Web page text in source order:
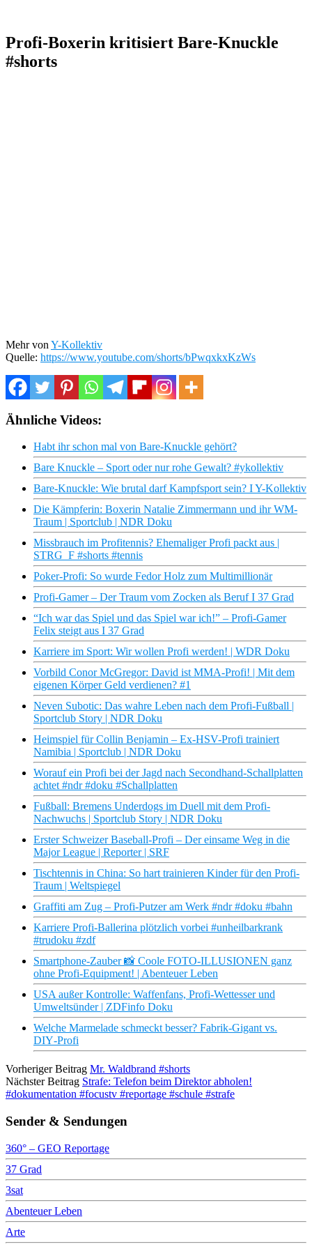
Profi-Boxerin kritisiert Bare-Knuckle
#shorts
Mehr von Y-Kollektiv
Quelle: https://www.youtube.com/shorts/bPwqxkxKzWs
Ähnliche Videos:
Habt ihr schon mal von Bare-Knuckle gehört?
Bare Knuckle – Sport oder nur rohe Gewalt? #ykollektiv
Bare-Knuckle: Wie brutal darf Kampfsport sein? I Y-Kollektiv
Die Kämpferin: Boxerin Natalie Zimmermann und ihr WM-
Traum | Sportclub | NDR Doku
Missbrauch im Profitennis? Ehemaliger Profi packt aus |
STRG_F #shorts #tennis
Poker-Profi: So wurde Fedor Holz zum Multimillionär
Profi-Gamer – Der Traum vom Zocken als Beruf I 37 Grad
“Ich war das Spiel und das Spiel war ich!” – Profi-Gamer
Felix steigt aus I 37 Grad
Karriere im Sport: Wir wollen Profi werden! | WDR Doku
Vorbild Conor McGregor: David ist MMA-Profi! | Mit dem
eigenen Körper Geld verdienen? #1
Neven Subotic: Das wahre Leben nach dem Profi-Fußball |
Sportclub Story | NDR Doku
Heimspiel für Collin Benjamin – Ex-HSV-Profi trainiert
Namibia | Sportclub | NDR Doku
Worauf ein Profi bei der Jagd nach Secondhand-Schallplatten
achtet #ndr #doku #Schallplatten
Fußball: Bremens Underdogs im Duell mit dem Profi-
Nachwuchs | Sportclub Story | NDR Doku
Erster Schweizer Baseball-Profi – Der einsame Weg in die
Major League | Reporter | SRF
Tischtennis in China: So hart trainieren Kinder für den Profi-
Traum | Weltspiegel
Graffiti am Zug – Profi-Putzer am Werk #ndr #doku #bahn
Karriere Profi-Ballerina plötzlich vorbei #unheilbarkrank
#trudoku #zdf
Smartphone-Zauber 📸 Coole FOTO-ILLUSIONEN ganz
ohne Profi-Equipment! | Abenteuer Leben
USA außer Kontrolle: Waffenfans, Profi-Wettesser und
Umweltsünder | ZDFinfo Doku
Welche Marmelade schmeckt besser? Fabrik‑Gigant vs.
DIY‑Profi
Vorheriger Beitrag Mr. Waldbrand #shorts
Nächster Beitrag Strafe: Telefon beim Direktor abholen!
#dokumentation #focustv #reportage #schule #strafe
Sender & Sendungen
360° – GEO Reportage
37 Grad
3sat
Abenteuer Leben
Arte